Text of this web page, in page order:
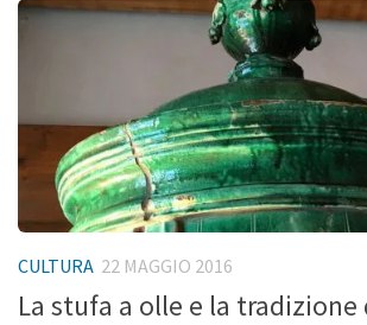
CULTURA 22 MAGGIO 2016
La stufa a olle e la